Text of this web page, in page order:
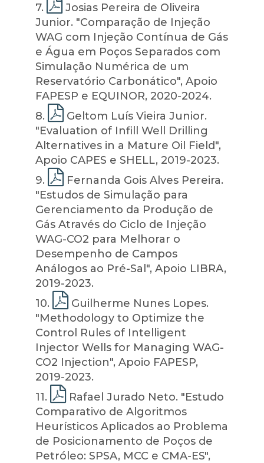
7.
Josias Pereira de Oliveira
Junior. "Comparação de Injeção
WAG com Injeção Contínua de Gás
e Água em Poços Separados com
Simulação Numérica de um
Reservatório Carbonático", Apoio
FAPESP e EQUINOR, 2020-2024.
8.
Geltom Luís Vieira Junior.
"Evaluation of Infill Well Drilling
Alternatives in a Mature Oil Field",
Apoio CAPES e SHELL, 2019-2023.
9.
Fernanda Gois Alves Pereira.
"Estudos de Simulação para
Gerenciamento da Produção de
Gás Através do Ciclo de Injeção
WAG-CO2 para Melhorar o
Desempenho de Campos
Análogos ao Pré-Sal", Apoio LIBRA,
2019-2023.
10.
Guilherme Nunes Lopes.
"Methodology to Optimize the
Control Rules of Intelligent
Injector Wells for Managing WAG-
CO2 Injection", Apoio FAPESP,
2019-2023.
11.
Rafael Jurado Neto. "Estudo
Comparativo de Algoritmos
Heurísticos Aplicados ao Problema
de Posicionamento de Poços de
Petróleo: SPSA, MCC e CMA-ES",